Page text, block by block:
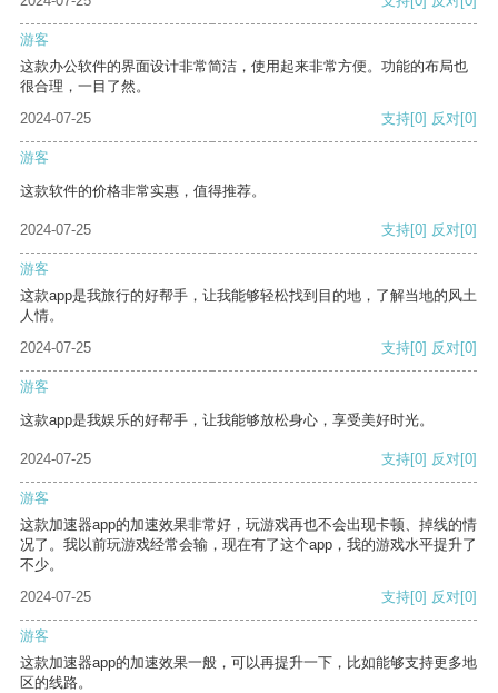
游客
这款办公软件的界面设计非常简洁，使用起来非常方便。功能的布局也
很合理，一目了然。
2024-07-25
支持[0] 反对[0]
游客
这款软件的价格非常实惠，值得推荐。
2024-07-25 支持[0] 反对[0]
游客
这款app是我旅行的好帮手，让我能够轻松找到目的地，了解当地的风土
人情。
2024-07-25
支持[0] 反对[0]
游客
这款app是我娱乐的好帮手，让我能够放松身心，享受美好时光。
2024-07-25 支持[0] 反对[0]
游客
这款加速器app的加速效果非常好，玩游戏再也不会出现卡顿、掉线的情
况了。我以前玩游戏经常会输，现在有了这个app，我的游戏水平提升了
不少。
2024-07-25
支持[0] 反对[0]
游客
这款加速器app的加速效果一般，可以再提升一下，比如能够支持更多地
区的线路。